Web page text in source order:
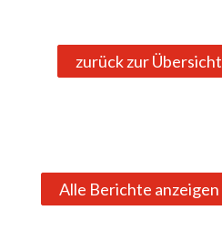
zurück zur Übersicht
Alle Berichte anzeigen